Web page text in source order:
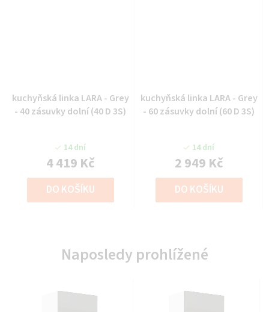
kuchyňská linka LARA - Grey
- 40 zásuvky dolní (40 D 3S)
14 dní
4 419 Kč
DO KOŠÍKU
kuchyňská linka LARA - Grey
- 60 zásuvky dolní (60 D 3S)
14 dní
2 949 Kč
DO KOŠÍKU
Naposledy prohlížené